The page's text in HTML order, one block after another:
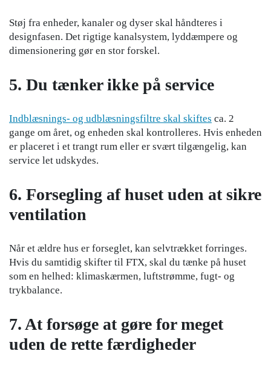
Støj fra enheder, kanaler og dyser skal håndteres i
designfasen. Det rigtige kanalsystem, lyddæmpere og
dimensionering gør en stor forskel.
5. Du tænker ikke på service
Indblæsnings- og udblæsningsfiltre skal skiftes ca. 2
gange om året, og enheden skal kontrolleres. Hvis enheden
er placeret i et trangt rum eller er svært tilgængelig, kan
service let udskydes.
6. Forsegling af huset uden at sikre
ventilation
Når et ældre hus er forseglet, kan selvtrækket forringes.
Hvis du samtidig skifter til FTX, skal du tænke på huset
som en helhed: klimaskærmen, luftstrømme, fugt- og
trykbalance.
7. At forsøge at gøre for meget
uden de rette færdigheder